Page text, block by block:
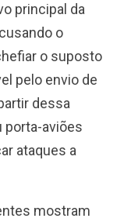
principal da
o
o suposto
pelo envio de
dessa
porta-aviões
ataques a
mostram